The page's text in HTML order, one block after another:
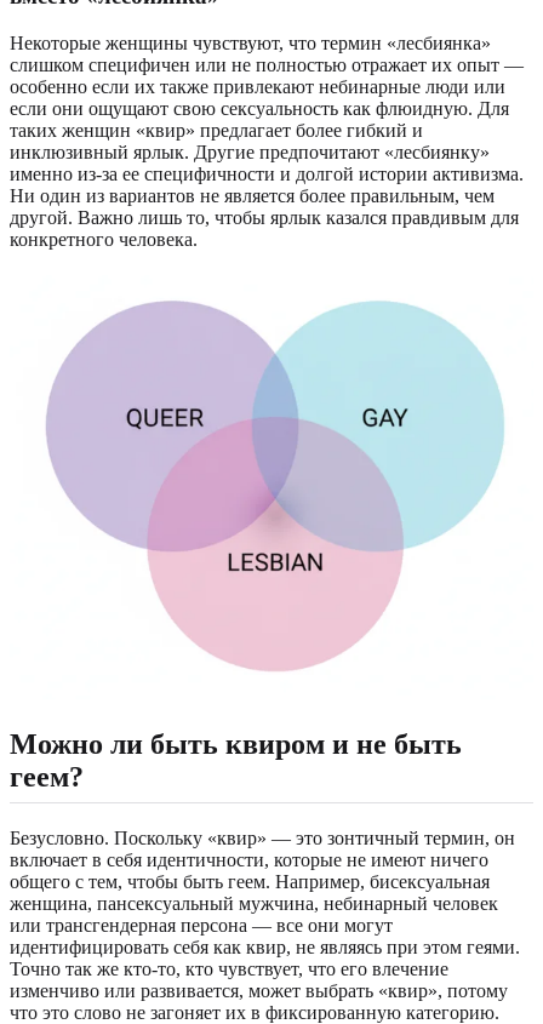
Некоторые женщины чувствуют, что термин «лесбиянка»
слишком специфичен или не полностью отражает их опыт —
особенно если их также привлекают небинарные люди или
если они ощущают свою сексуальность как флюидную. Для
таких женщин «квир» предлагает более гибкий и
инклюзивный ярлык. Другие предпочитают «лесбиянку»
именно из-за ее специфичности и долгой истории активизма.
Ни один из вариантов не является более правильным, чем
другой. Важно лишь то, чтобы ярлык казался правдивым для
конкретного человека.
Можно ли быть квиром и не быть
геем?
Безусловно. Поскольку «квир» — это зонтичный термин, он
включает в себя идентичности, которые не имеют ничего
общего с тем, чтобы быть геем. Например, бисексуальная
женщина, пансексуальный мужчина, небинарный человек
или трансгендерная персона — все они могут
идентифицировать себя как квир, не являясь при этом геями.
Точно так же кто-то, кто чувствует, что его влечение
изменчиво или развивается, может выбрать «квир», потому
что это слово не загоняет их в фиксированную категорию.